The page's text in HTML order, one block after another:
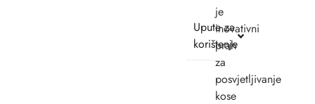
Upute za
korištenje
je
inovativni
prah
za
posvjetljivanje
kose